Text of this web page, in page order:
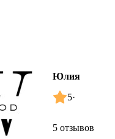
Юлия
5·
5 отзывов